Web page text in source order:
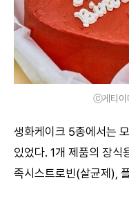
ⓒ게티이
생화케이크 5종에서는
있었다. 1개 제품의 장
족시스트로빈(살균제),